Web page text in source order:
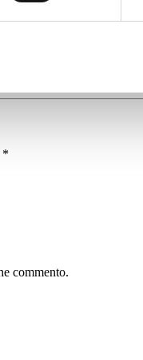
*
commento.